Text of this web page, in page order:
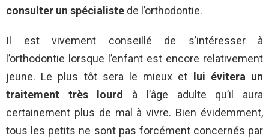
consulter un spécialiste de l’orthodontie.
Il est vivement conseillé de s’intéresser à
l’orthodontie lorsque l’enfant est encore relativement
jeune. Le plus tôt sera le mieux et
lui évitera un
traitement très lourd
à l’âge adulte qu’il aura
certainement plus de mal à vivre. Bien évidemment,
tous les petits ne sont pas forcément concernés par